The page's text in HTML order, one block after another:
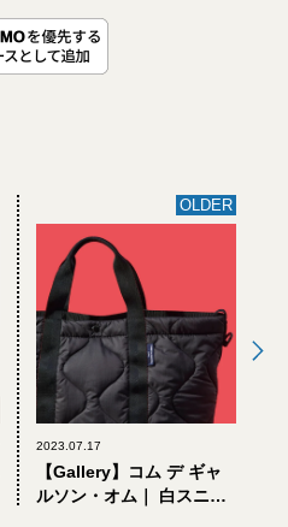
OLDER
2023.07.17
【Gallery】コム デ ギャ
ルソン・オム｜ 白スニー